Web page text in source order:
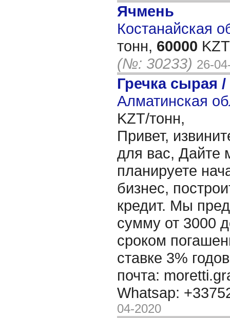
Ячмень
Костанайская
тонн, 60000
(№: 30233) 26-
Гречка сырая /
Алматинская
KZT/тонн,
Привет,
для вас, Дайте
планируете
бизнес,
кредит. Мы
сумму от 3000
сроком
ставке 3%
почта:
Whatsap:
04-2020